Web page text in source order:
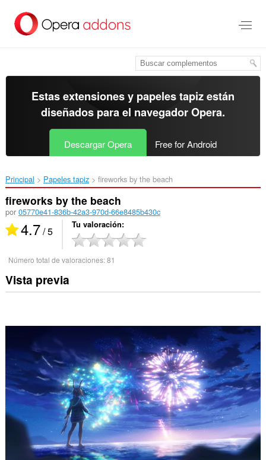
contenido
Estas extensiones y papeles tapiz están
diseñados para el navegador Opera.
Descargar Opera Free for Android
Principal Papeles tapiz fireworks by the beach‎
fireworks by the beach
por 05770e41-836b-42a3-970d-66e8485b430c
4.7/ 5 Tu valoración
Número total de valoraciones:81
Vista previa